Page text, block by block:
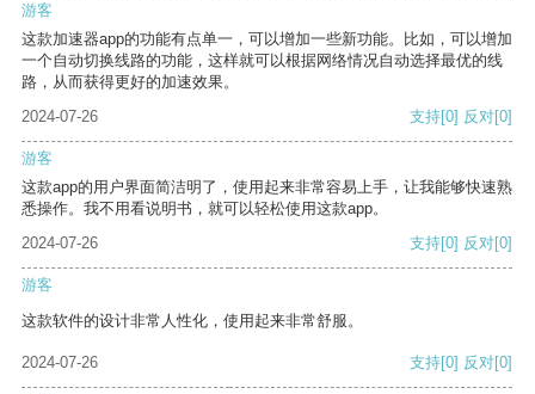
游客
这款加速器app的功能有点单一，可以增加一些新功能。比如，可以增加
一个自动切换线路的功能，这样就可以根据网络情况自动选择最优的线
路，从而获得更好的加速效果。
2024-07-26
支持[0] 反对[0]
游客
这款app的用户界面简洁明了，使用起来非常容易上手，让我能够快速熟
悉操作。我不用看说明书，就可以轻松使用这款app。
2024-07-26
支持[0] 反对[0]
游客
这款软件的设计非常人性化，使用起来非常舒服。
2024-07-26 支持[0] 反对[0]